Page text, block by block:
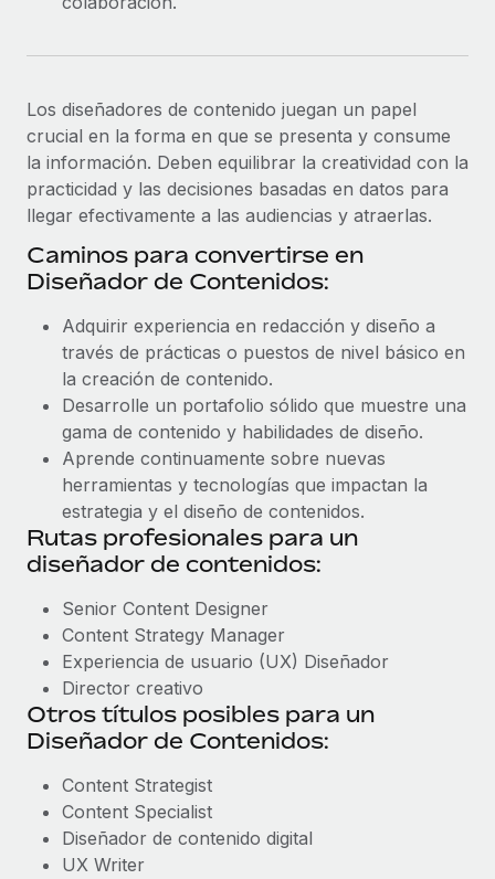
Los diseñadores de contenido juegan un papel
crucial en la forma en que se presenta y consume
la información. Deben equilibrar la creatividad con la
practicidad y las decisiones basadas en datos para
llegar efectivamente a las audiencias y atraerlas.
Caminos para convertirse en
Diseñador de Contenidos:
Adquirir experiencia en redacción y diseño a
través de prácticas o puestos de nivel básico en
la creación de contenido.
Desarrolle un portafolio sólido que muestre una
gama de contenido y habilidades de diseño.
Aprende continuamente sobre nuevas
herramientas y tecnologías que impactan la
estrategia y el diseño de contenidos.
Rutas profesionales para un
diseñador de contenidos:
Senior Content Designer
Content Strategy Manager
Experiencia de usuario (UX) Diseñador
Director creativo
Otros títulos posibles para un
Diseñador de Contenidos:
Content Strategist
Content Specialist
Diseñador de contenido digital
UX Writer